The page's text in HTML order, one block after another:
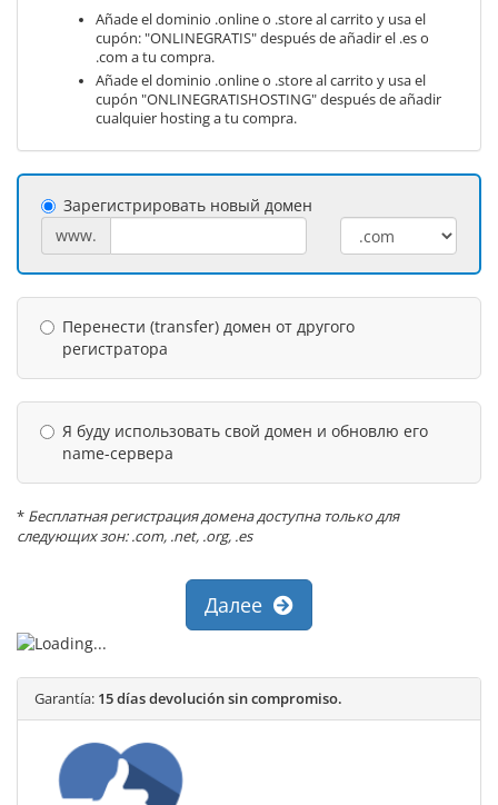
Añade el dominio .online o .store al carrito y usa el
cupón: "ONLINEGRATIS" después de añadir el .es o
.com a tu compra.
Añade el dominio .online o .store al carrito y usa el
cupón "ONLINEGRATISHOSTING" después de añadir
cualquier hosting a tu compra.
Зарегистрировать новый домен
www.
Перенести (transfer) домен от другого
регистратора
Я буду использовать свой домен и обновлю его
name-сервера
* Бесплатная регистрация домена доступна только для
следующих зон: .com, .net, .org, .es
Далее
Garantía: 15 días devolución sin compromiso.